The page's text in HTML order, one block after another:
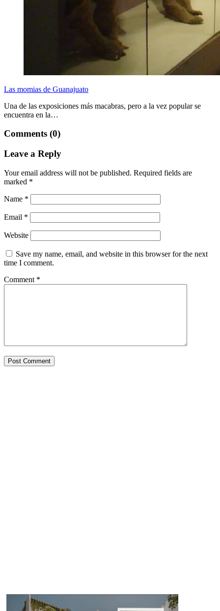
Las momias de Guanajuato
Una de las exposiciones más macabras, pero a la vez popular se
encuentra en la…
Comments (0)
Leave a Reply
Your email address will not be published. Required fields are
marked *
Name *
Email *
Website
Save my name, email, and website in this browser for the next
time I comment.
Comment *